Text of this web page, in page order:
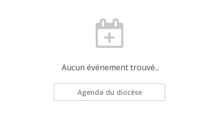
Aucun événement trouvé...
Agenda du diocèse